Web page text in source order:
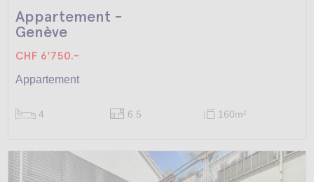
Appartement -
Genève
CHF 6'750.-
Appartement
4 6.5 160m2